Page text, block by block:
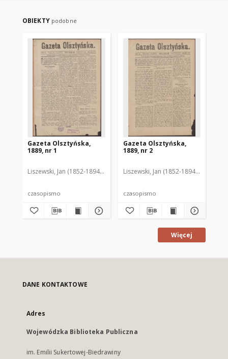
OBIEKTY podobne
Gazeta Olsztyńska,
1889, nr 1
Liszewski, Jan (1852-1894). Red.
czasopismo
Gazeta Olsztyńska,
1889, nr 2
Liszewski, Jan (1852-1894). Red.
czasopismo
Więcej
DANE KONTAKTOWE
Adres
Wojewódzka Biblioteka Publiczna
im. Emilii Sukertowej-Biedrawiny